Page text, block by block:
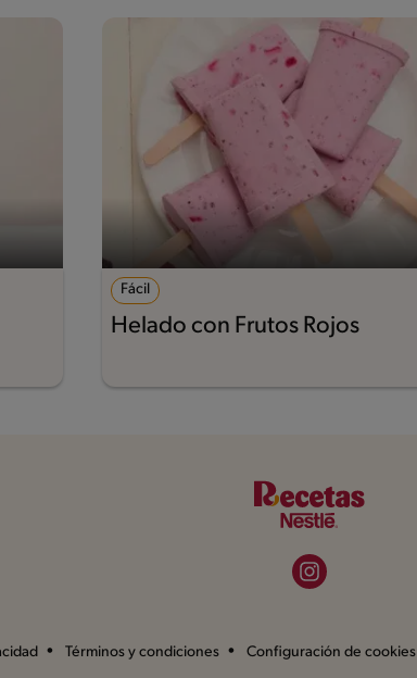
Fácil
Helado con Frutos Rojos
Términos y condiciones Configuración de cookies